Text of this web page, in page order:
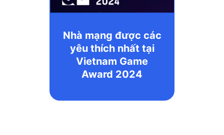
Nhà mạng được các
yêu thích nhất tại
Vietnam Game
Award 2024